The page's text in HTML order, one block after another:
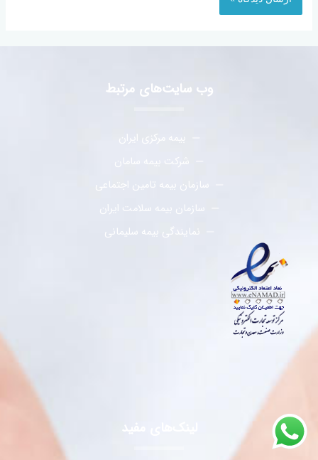
وب سایت‌های مرتبط
بیمه مرکزی ایران
شرکت بیمه سامان
سازمان بیمه تامین اجتماعی
سازمان بیمه سلامت ایران
نمایندگی بیمه سلیمانی
لینک‌های مفید